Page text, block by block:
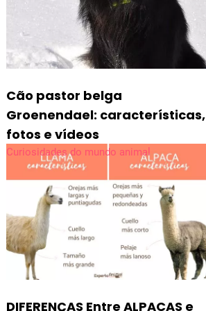
Cão pastor belga
Groenendael: características,
fotos e vídeos
Curiosidades do mundo animal
DIFERENÇAS Entre ALPACAS e